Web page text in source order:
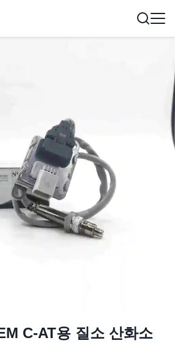
C-AT용 질소 산화소